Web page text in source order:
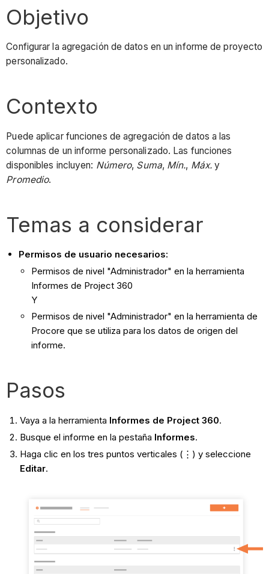
Objetivo
Configurar la agregación de datos en un informe de proyecto
personalizado.
Contexto
Puede aplicar funciones de agregación de datos a las
columnas de un informe personalizado. Las funciones
disponibles incluyen: Número, Suma, Mín., Máx. y
Promedio.
Temas a considerar
Permisos de usuario necesarios:
Permisos de nivel "Administrador" en la herramienta
Informes de Project 360
Y
Permisos de nivel "Administrador" en la herramienta de
Procore que se utiliza para los datos de origen del
informe.
Pasos
Vaya a la herramienta Informes de Project 360.
Busque el informe en la pestaña Informes.
Haga clic en los tres puntos verticales (⋮) y seleccione
Editar.